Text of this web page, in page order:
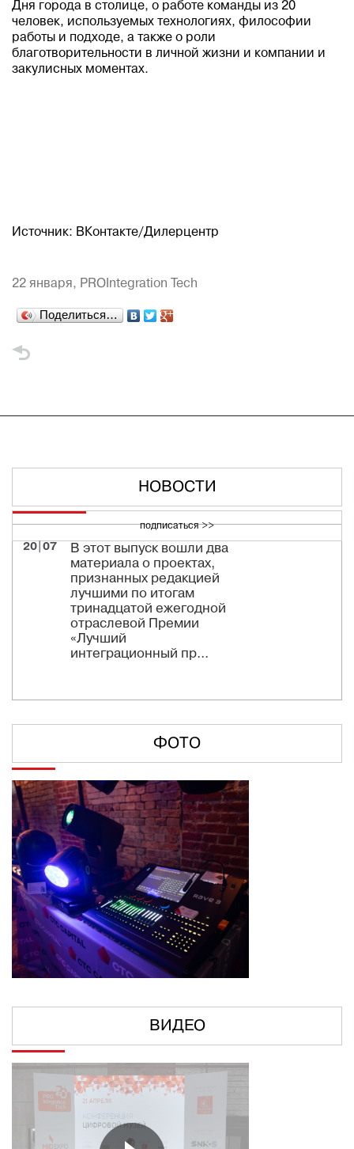
Дня города в столице, о работе команды из 20
человек, используемых технологиях, философии
работы и подходе, а также о роли
благотворительности в личной жизни и компании и
закулисных моментах.
Источник: ВКонтакте/Дилерцентр
22 января, PROIntegration Tech
Поделиться…
НОВОСТИ
подписаться >>
20|07
В этот выпуск вошли два
материала о проектах,
признанных редакцией
лучшими по итогам
тринадцатой ежегодной
отраслевой Премии
«Лучший
интеграционный пр...
ФОТО
ВИДЕО